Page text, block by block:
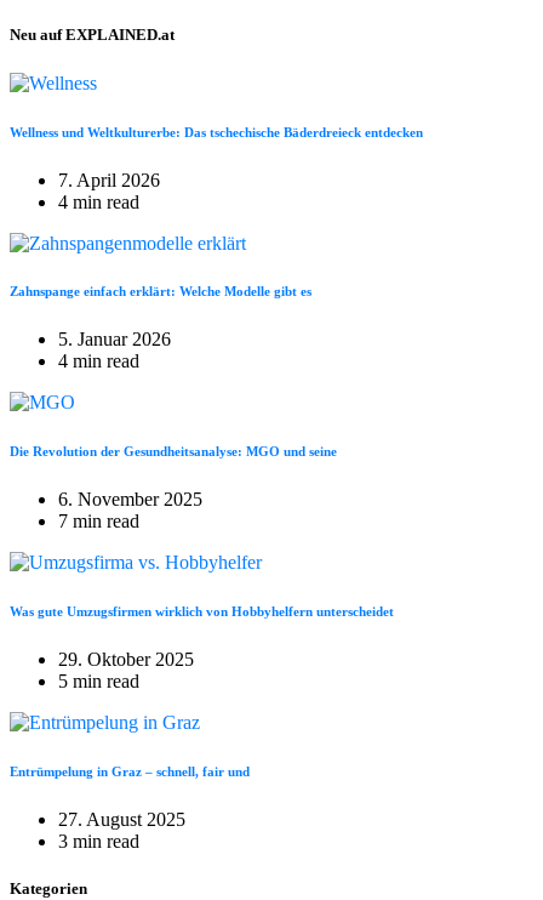
Neu auf EXPLAINED.at
Wellness und Weltkulturerbe: Das tschechische Bäderdreieck entdecken
7. April 2026
4 min read
Zahnspange einfach erklärt: Welche Modelle gibt es
5. Januar 2026
4 min read
Die Revolution der Gesundheitsanalyse: MGO und seine
6. November 2025
7 min read
Was gute Umzugsfirmen wirklich von Hobbyhelfern unterscheidet
29. Oktober 2025
5 min read
Entrümpelung in Graz – schnell, fair und
27. August 2025
3 min read
Kategorien